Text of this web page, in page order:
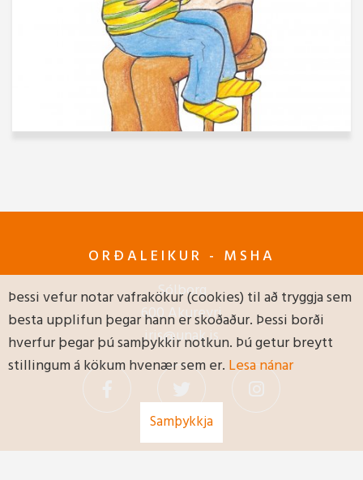
ORÐALEIKUR - MSHA
Sólborg
600 Akureyri
iris@unak.is
Þessi vefur notar vafrakökur (cookies) til að tryggja sem
besta upplifun þegar hann er skoðaður. Þessi borði
hverfur þegar þú samþykkir notkun. Þú getur breytt
stillingum á kökum hvenær sem er. Lesa nánar
Samþykkja